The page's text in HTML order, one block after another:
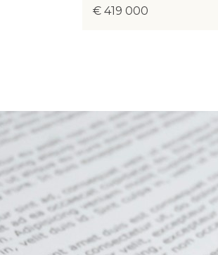
€ 419 000